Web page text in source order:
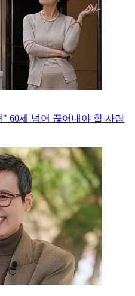
60세 넘어 끊어내야 할 사람